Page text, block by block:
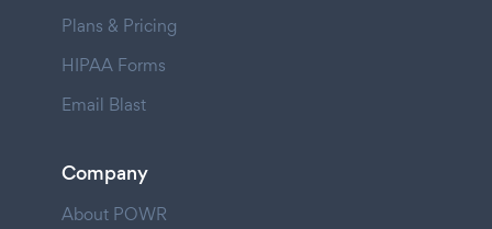
Plans & Pricing
HIPAA Forms
Email Blast
Company
About POWR